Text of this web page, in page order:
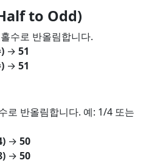
to Odd)
수로 반올림합니다.
→ 51
→ 51
로 반올림합니다. 예: 1/4 또는
→ 50
→ 50